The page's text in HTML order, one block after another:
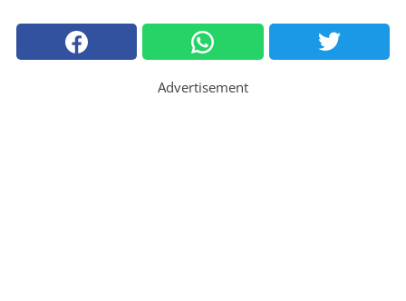
Advertisement